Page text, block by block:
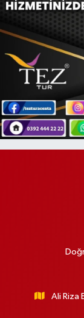
Ali Riza